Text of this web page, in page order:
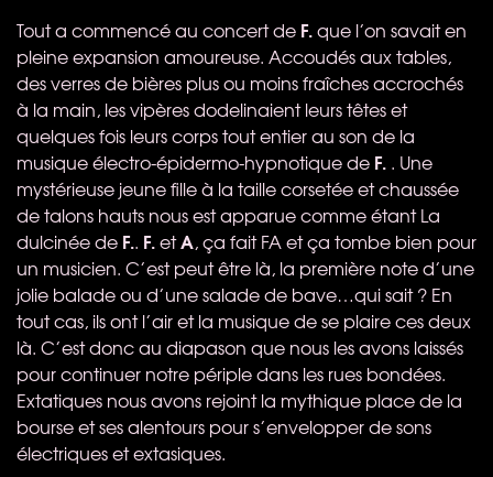
Tout a commencé au concert de F.que l’on savait en
pleine expansion amoureuse. Accoudés aux tables,
des verres de bières plus ou moins fraîches accrochés
à la main, les vipères dodelinaient leurs têtes et
quelques fois leurs corps tout entier au son de la
musique électro-épidermo-hypnotique de F. . Une
mystérieuse jeune fille à la taille corsetée et chaussée
de talons hauts nous est apparue comme étant La
dulcinée de F.. F.etA, ça fait FA et ça tombe bien pour
un musicien. C’est peut être là, la première note d’une
jolie balade ou d’une salade de bave…qui sait ? En
tout cas, ils ont l’air et la musique de se plaire ces deux
là. C’est donc au diapason que nous les avons laissés
pour continuer notre périple dans les rues bondées.
Extatiques nous avons rejoint la mythique place de la
bourse et ses alentours pour s’envelopper de sons
électriques et extasiques.